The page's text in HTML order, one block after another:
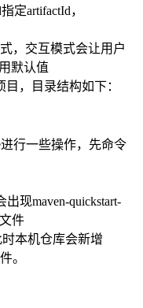
定artifactId，
，交互模式会让用户
默认值
，目录结构如下：
行一些操作，先命令
出现maven-quickstart-
件
本机仓库会新增
。